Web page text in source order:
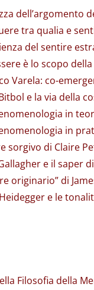
dell’argomento
tra qualia e
del sentire
è lo scopo
Varela: co-
e la via della
in
in
di Claire
e il saper
originario” di
e le
Filosofia della